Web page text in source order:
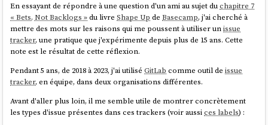
En essayant de répondre à une question d'un ami au sujet duchapitre 7
« Bets, Not Backlogs »du livreShape Up deBasecamp, j'ai cherché à
mettre des mots sur les raisons qui me poussent à utiliser unissue
tracker, une pratique que j'expérimente depuis plus de 15 ans. Cette
note est le résultat de cette réflexion.
Pendant 5 ans, de 2018 à 2023, j'ai utiliséGitLab comme outil deissue
tracker, en équipe, dans deux organisations différentes.
Avant d'aller plus loin, il me semble utile de montrer concrètement
les types d'issue présentes dans ces trackers (voir aussices labels) :